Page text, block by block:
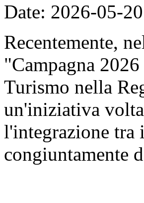
Date: 2026-05-20
Recentemente,
"Campagna
Turismo nella
un'iniziativa
l'integrazione tra
congiuntamente